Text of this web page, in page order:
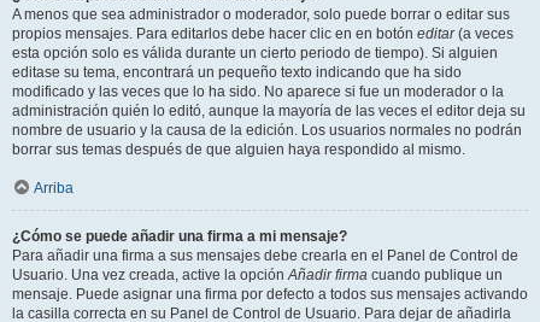
A menos que sea administrador o moderador, solo puede borrar o editar sus
propios mensajes. Para editarlos debe hacer clic en en botón editar(a veces
esta opción solo es válida durante un cierto periodo de tiempo). Si alguien
editase su tema, encontrará un pequeño texto indicando que ha sido
modificado y las veces que lo ha sido. No aparece si fue un moderador o la
administración quién lo editó, aunque la mayoría de las veces el editor deja su
nombre de usuario y la causa de la edición. Los usuarios normales no podrán
borrar sus temas después de que alguien haya respondido al mismo.
Arriba
¿Cómo se puede añadir una firma a mi mensaje?
Para añadir una firma a sus mensajes debe crearla en el Panel de Control de
Usuario. Una vez creada, active la opciónAñadir firma cuando publique un
mensaje. Puede asignar una firma por defecto a todos sus mensajes activando
la casilla correcta en su Panel de Control de Usuario. Para dejar de añadirla